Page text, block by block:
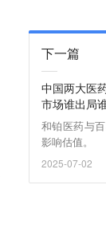
下一篇
中国两大医
市场谁出局
和铂医药与
影响估值。
2025-07-02